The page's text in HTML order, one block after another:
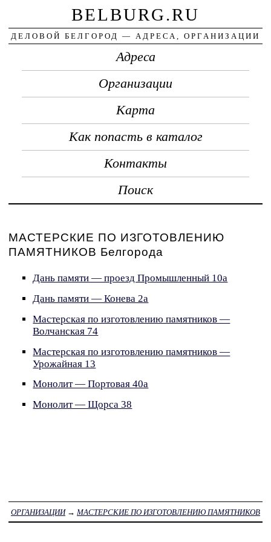
BELBURG.RU
ДЕЛОВОЙ БЕЛГОРОД — АДРЕСА, ОРГАНИЗАЦИИ
Адреса
Организации
Карта
Как попасть в каталог
Контакты
Поиск
МАСТЕРСКИЕ ПО ИЗГОТОВЛЕНИЮ
ПАМЯТНИКОВ Белгорода
Дань памяти — проезд Промышленный 10а
Дань памяти — Конева 2а
Мастерская по изготовлению памятников —
Волчанская 74
Мастерская по изготовлению памятников —
Урожайная 13
Монолит — Портовая 40а
Монолит — Щорса 38
ОРГАНИЗАЦИИ→ МАСТЕРСКИЕ ПО ИЗГОТОВЛЕНИЮ ПАМЯТНИКОВ